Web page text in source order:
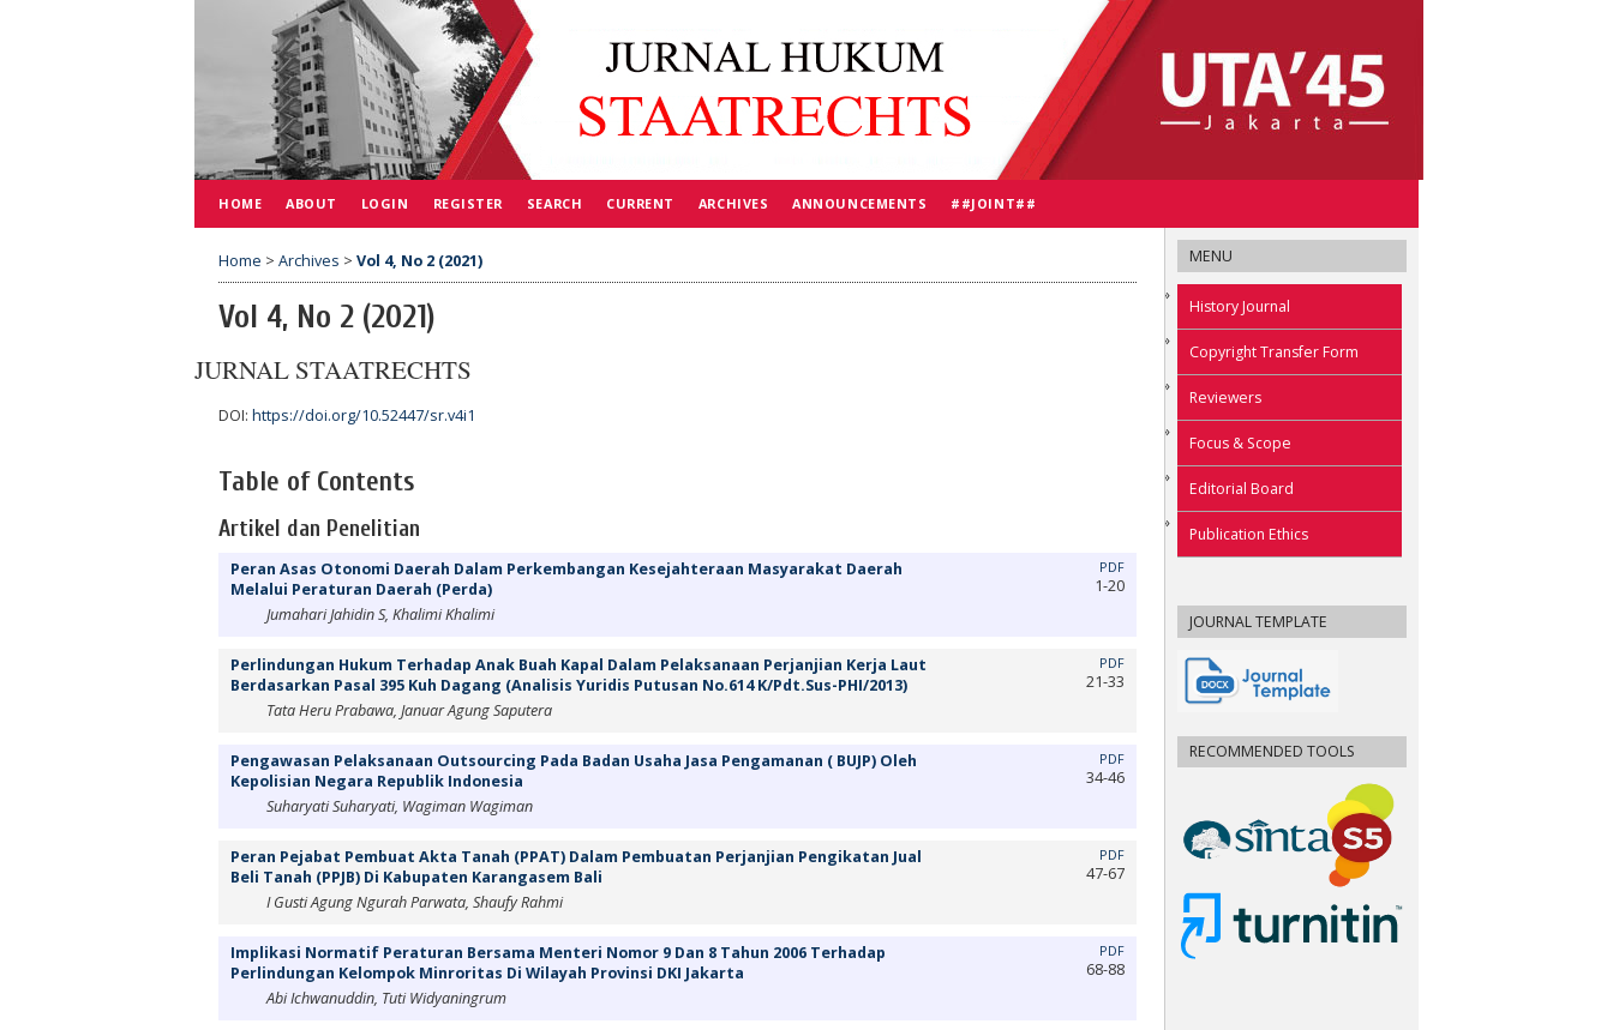
MENU
History Journal
Copyright Transfer Form
Reviewers
Focus & Scope
Editorial Board
Publication Ethics
JOURNAL TEMPLATE
RECOMMENDED TOOLS
HOME ABOUT LOGIN REGISTER SEARCH CURRENT ARCHIVES ANNOUNCEMENTS ##JOINT##
Home > Archives > Vol 4, No 2 (2021)
Vol 4, No 2 (2021)
JURNAL STAATRECHTS
DOI: https://doi.org/10.52447/sr.v4i1
Table of Contents
Artikel dan Penelitian
Peran Asas Otonomi Daerah Dalam Perkembangan Kesejahteraan Masyarakat Daerah
Melalui Peraturan Daerah (Perda)
Jumahari Jahidin S, Khalimi Khalimi
PDF
1-20
Perlindungan Hukum Terhadap Anak Buah Kapal Dalam Pelaksanaan Perjanjian Kerja Laut
Berdasarkan Pasal 395 Kuh Dagang (Analisis Yuridis Putusan No.614 K/Pdt.Sus-PHI/2013)
Tata Heru Prabawa, Januar Agung Saputera
PDF
21-33
Pengawasan Pelaksanaan Outsourcing Pada Badan Usaha Jasa Pengamanan ( BUJP) Oleh
Kepolisian Negara Republik Indonesia
Suharyati Suharyati, Wagiman Wagiman
PDF
34-46
Peran Pejabat Pembuat Akta Tanah (PPAT) Dalam Pembuatan Perjanjian Pengikatan Jual
Beli Tanah (PPJB) Di Kabupaten Karangasem Bali
I Gusti Agung Ngurah Parwata, Shaufy Rahmi
PDF
47-67
Implikasi Normatif Peraturan Bersama Menteri Nomor 9 Dan 8 Tahun 2006 Terhadap
Perlindungan Kelompok Minroritas Di Wilayah Provinsi DKI Jakarta
Abi Ichwanuddin, Tuti Widyaningrum
PDF
68-88